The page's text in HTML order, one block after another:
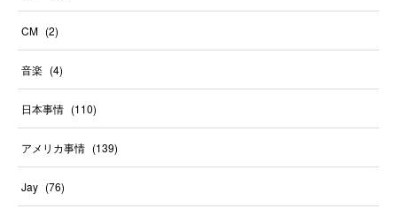
CM (2)
音楽 (4)
日本事情 (110)
アメリカ事情 (139)
Jay (76)